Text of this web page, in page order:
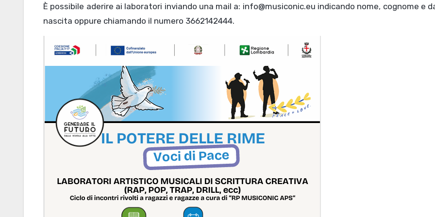
È possibile aderire ai laboratori inviando una mail a: info@musiconic.eu indicando nome, cognome e
nascita oppure chiamando il numero 3662142444.